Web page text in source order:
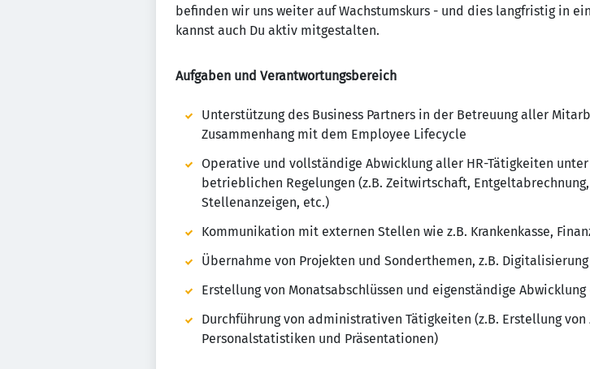
befinden wir uns weiter auf Wachstumskurs - und dies langfristig in
kannst auch Du aktiv mitgestalten.
Aufgaben und Verantwortungsbereich
Unterstützung des Business Partners in der Betreuung aller
Zusammenhang mit dem Employee Lifecycle
Operative und vollständige Abwicklung aller HR-Tätigkeiten
betrieblichen Regelungen (z.B. Zeitwirtschaft,
Stellenanzeigen, etc.)
Kommunikation mit externen Stellen wie z.B. Krankenkasse,
Übernahme von Projekten und Sonderthemen, z.B. Digitalisierung
Erstellung von Monatsabschlüssen und eigenständige
Durchführung von administrativen Tätigkeiten (z.B. Erstellung
Personalstatistiken und Präsentationen)